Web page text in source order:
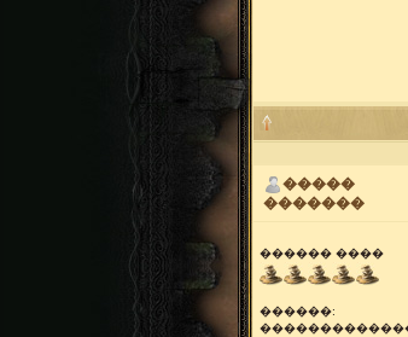
�����
�������
������ ����
������: